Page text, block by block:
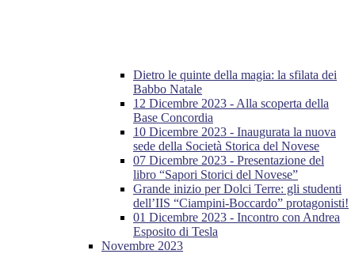
Dietro le quinte della magia: la sfilata dei
Babbo Natale
12 Dicembre 2023 - Alla scoperta della
Base Concordia
10 Dicembre 2023 - Inaugurata la nuova
sede della Società Storica del Novese
07 Dicembre 2023 - Presentazione del
libro “Sapori Storici del Novese”
Grande inizio per Dolci Terre: gli studenti
dell’IIS “Ciampini-Boccardo” protagonisti!
01 Dicembre 2023 - Incontro con Andrea
Esposito di Tesla
Novembre 2023